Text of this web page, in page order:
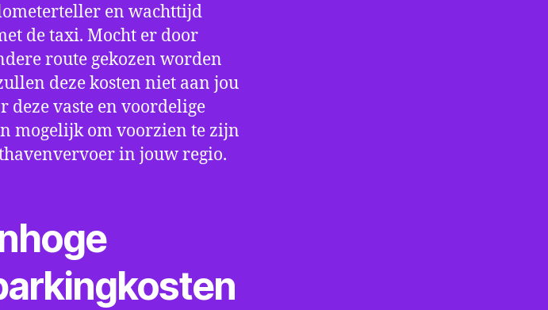
en wachttijd
de taxi. Mocht er door
route gekozen worden
deze kosten niet aan jou
deze vaste en voordelige
mogelijk om voorzien te zijn
in jouw regio.